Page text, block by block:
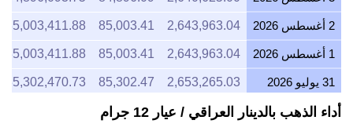
2 أغسطس 2026 2,643,963.04
85,003.41
85,003,411.88
1 أغسطس 2026 2,643,963.04
85,003.41
85,003,411.88
31 يوليو 2026 2,653,265.03
85,302.47
85,302,470.73
30 يوليو 2026 2,684,720.58
86,313.77 أداء الذهب بالدينار العراقي / عيار 12 جرام